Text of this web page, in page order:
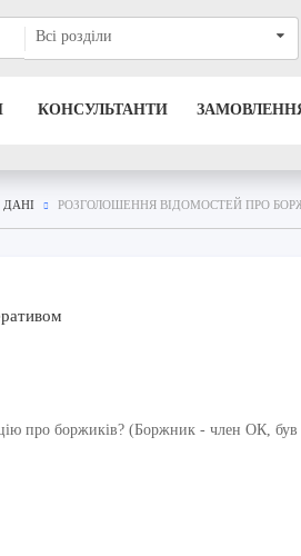
Всі розділи
КОНСУЛЬТАНТИ
ДАНІ РОЗГОЛОШЕННЯ ВІДОМОСТЕЙ ПРО
про боржиків? (Боржник - член ОК, був